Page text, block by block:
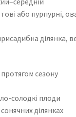
або пурпурні,
ділянка,
листя
солодкі плоди
ділянках